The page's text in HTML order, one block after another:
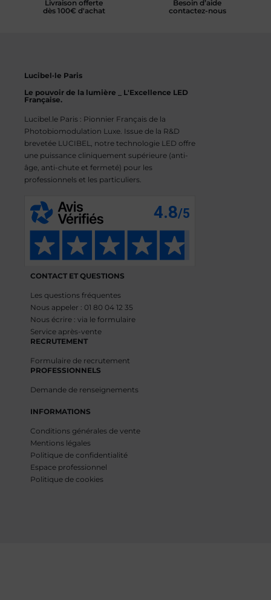
Livraison offerte
dès 100€ d'achat
Besoin d’aide
contactez-nous
Lucibel·le Paris
Le pouvoir de la lumière _ L'Excellence LED
Française.
Lucibel.le Paris : Pionnier Français de la
Photobiomodulation Luxe. Issue de la R&D
brevetée LUCIBEL, notre technologie LED offre
une puissance cliniquement supérieure (anti-
âge, anti-chute et fermeté) pour les
professionnels et les particuliers.
CONTACT ET QUESTIONS
Les questions fréquentes
Nous appeler : 01 80 04 12 35
Nous écrire : via le formulaire
Service après-vente
RECRUTEMENT
Formulaire de recrutement
PROFESSIONNELS
Demande de renseignements
INFORMATIONS
Conditions générales de vente
Mentions légales
Politique de confidentialité
Espace professionnel
Politique de cookies